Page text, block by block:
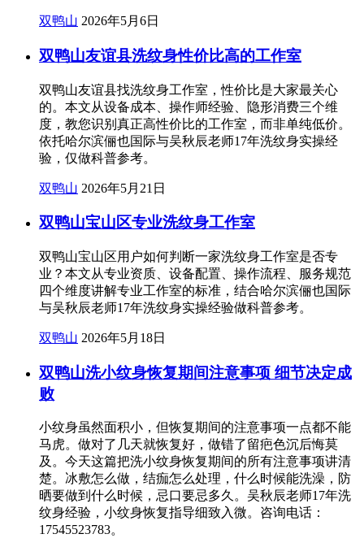
双鸭山 2026年5月6日
双鸭山友谊县洗纹身性价比高的工作室
双鸭山友谊县找洗纹身工作室，性价比是大家最关心
的。本文从设备成本、操作师经验、隐形消费三个维
度，教您识别真正高性价比的工作室，而非单纯低价。
依托哈尔滨俪也国际与吴秋辰老师17年洗纹身实操经
验，仅做科普参考。
双鸭山 2026年5月21日
双鸭山宝山区专业洗纹身工作室
双鸭山宝山区用户如何判断一家洗纹身工作室是否专
业？本文从专业资质、设备配置、操作流程、服务规范
四个维度讲解专业工作室的标准，结合哈尔滨俪也国际
与吴秋辰老师17年洗纹身实操经验做科普参考。
双鸭山 2026年5月18日
双鸭山洗小纹身恢复期间注意事项 细节决定成
败
小纹身虽然面积小，但恢复期间的注意事项一点都不能
马虎。做对了几天就恢复好，做错了留疤色沉后悔莫
及。今天这篇把洗小纹身恢复期间的所有注意事项讲清
楚。冰敷怎么做，结痂怎么处理，什么时候能洗澡，防
晒要做到什么时候，忌口要忌多久。吴秋辰老师17年洗
纹身经验，小纹身恢复指导细致入微。咨询电话：
17545523783。